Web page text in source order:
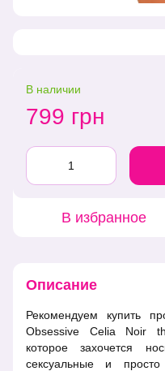
В наличии
799 грн
В избранное
Описание
Рекомендуем купить
Obsessive Celia Noir
которое захочется
сексуальные и